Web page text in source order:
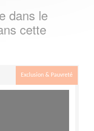
dans le
cette
Exclusion & Pauvreté